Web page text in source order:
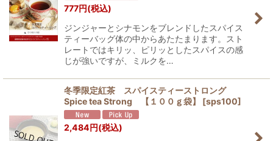
777円(税込)
ジンジャーとシナモンをブレンドしたスパイス
ティーバッグ体の中からあたたまります。スト
レートではキリッ、ピリッとしたスパイスの感
じが強いですが、ミルクを…
冬季限定紅茶 スパイスティーストロング
Spice tea Strong 【１００ｇ袋】
[sps100]
2,484円(税込)